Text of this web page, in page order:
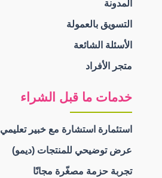
المدونة
التسويق بالعمولة
الأسئلة الشائعة
متجر الأفراد
خدمات ما قبل الشراء
استئمارة استشارة مع خبير تعليمي
عرض توضيحي للمنتجات (ديمو)
تجربة حزمة مصغّرة مجانًا